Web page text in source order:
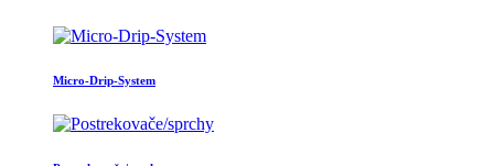
Micro-Drip-System